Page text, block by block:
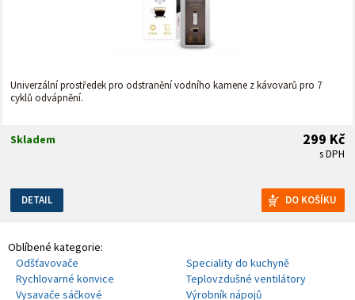
Univerzální prostředek pro odstranění vodního kamene z kávovarů pro 7
cyklů odvápnění.
299 Kč
s DPH
Skladem
DETAIL
Oblíbené kategorie:
Odšťavovače
Speciality do kuchyně
Rychlovarné konvice
Teplovzdušné ventilátory
Vysavače sáčkové
Výrobník nápojů